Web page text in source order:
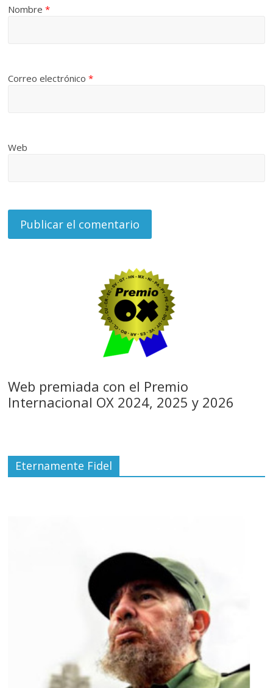
Nombre*
Correo electrónico*
Web
Web premiada con el Premio
Internacional OX 2024, 2025 y 2026
Eternamente Fidel